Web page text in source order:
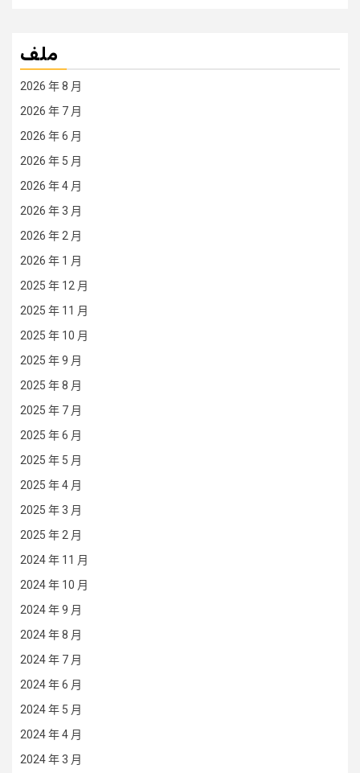
ملف
2026 年 8 月
2026 年 7 月
2026 年 6 月
2026 年 5 月
2026 年 4 月
2026 年 3 月
2026 年 2 月
2026 年 1 月
2025 年 12 月
2025 年 11 月
2025 年 10 月
2025 年 9 月
2025 年 8 月
2025 年 7 月
2025 年 6 月
2025 年 5 月
2025 年 4 月
2025 年 3 月
2025 年 2 月
2024 年 11 月
2024 年 10 月
2024 年 9 月
2024 年 8 月
2024 年 7 月
2024 年 6 月
2024 年 5 月
2024 年 4 月
2024 年 3 月